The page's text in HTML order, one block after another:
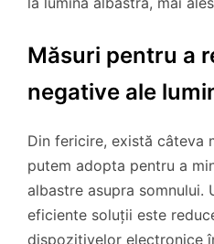
Măsuri pentru a
negative ale
Din fericire, există câteva
putem adopta pentru a
albastre asupra somnului.
eficiente soluții este
dispozitivelor electronice